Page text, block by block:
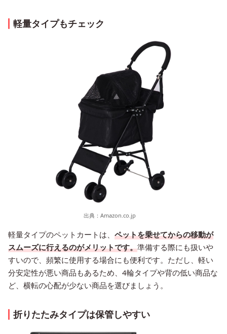
軽量タイプもチェック
出典： Amazon.co.jp
軽量タイプのペットカートは、 ペットを乗せてからの移動が
スムーズに行えるのがメリットです。準備する際にも扱いや
すいので、頻繁に使用する場合にも便利です。ただし、軽い
分安定性が悪い商品もあるため、4輪タイプや背の低い商品な
ど、横転の心配が少ない商品を選びましょう。
折りたたみタイプは保管しやすい